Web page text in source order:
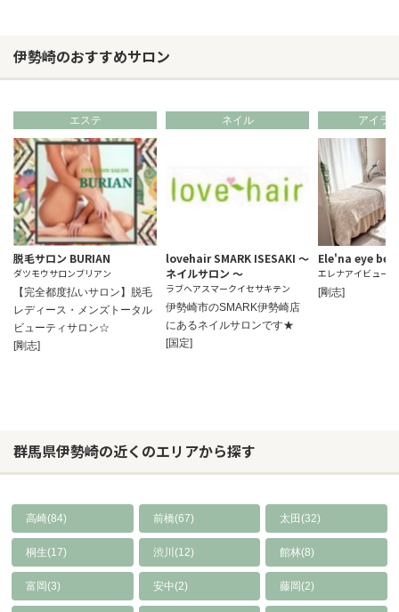
伊勢崎のおすすめサロン
エステ
脱毛サロン BURIAN
ダツモウサロンブリアン
【完全都度払いサロン】脱毛
レディース・メンズトータル
ビューティサロン☆
[剛志]
ネイル
lovehair SMARK ISESAKI ～
ネイルサロン ～
ラブヘアスマークイセサキテン
伊勢崎市のSMARK伊勢崎店
にあるネイルサロンです★
[国定]
アイラ
Ele'na eye
エレナアイビュー
[剛志]
群馬県伊勢崎の近くのエリアから探す
高崎(84) 前橋(67) 太田(32)
桐生(17) 渋川(12) 館林(8)
富岡(3) 安中(2) 藤岡(2)